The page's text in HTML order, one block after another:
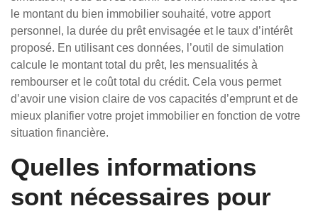
le montant du bien immobilier souhaité, votre apport
personnel, la durée du prêt envisagée et le taux d’intérêt
proposé. En utilisant ces données, l’outil de simulation
calcule le montant total du prêt, les mensualités à
rembourser et le coût total du crédit. Cela vous permet
d’avoir une vision claire de vos capacités d’emprunt et de
mieux planifier votre projet immobilier en fonction de votre
situation financière.
Quelles informations
sont nécessaires pour